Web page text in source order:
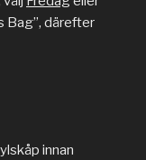
Bag”, därefter
innan